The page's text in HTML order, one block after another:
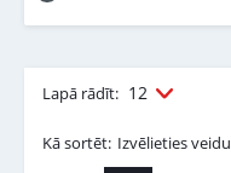
Lapā rādīt: 12
Kā sortēt: Izvēlieties veidu